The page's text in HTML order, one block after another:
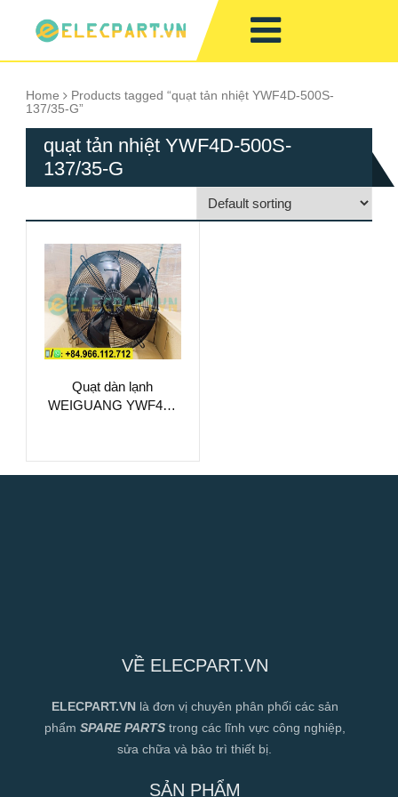
Home
Products tagged “quạt tản nhiệt YWF4D-500S-
137/35-G”
quạt tản nhiệt YWF4D-500S-
137/35-G
Quạt dàn lạnh
WEIGUANG YWF4D-
VỀ ELECPART.VN
ELECPART.VN là đơn vị chuyên phân phối các sản
phẩm SPARE PARTStrong các lĩnh vực công nghiệp,
sửa chữa và bảo trì thiết bị.
SẢN PHẨM